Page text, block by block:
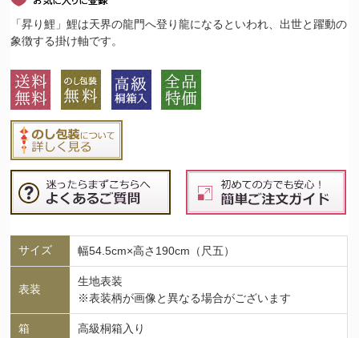
「昇り鯉」鯉は天界の龍門へ登り龍になるといわれ、出世と躍動の
象徴する掛け軸です。
サイズ 幅54.5cm×高さ190cm（尺五）
表装
生地表装
※表装柄が画像と異なる場合がございます
箱 高級桐箱入り